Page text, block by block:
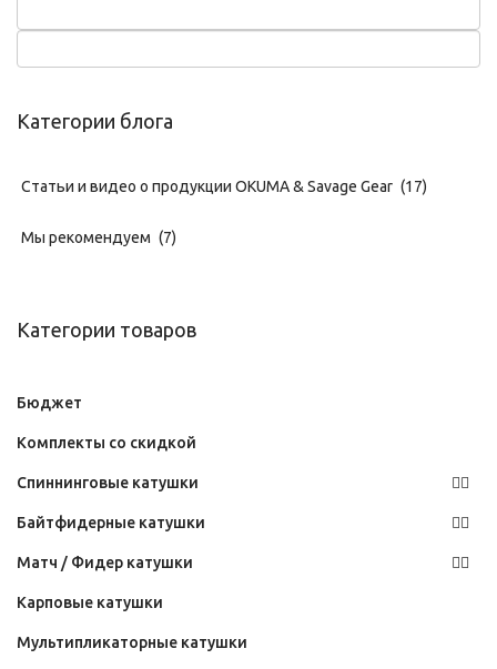
Категории блога
Статьи и видео о продукции OKUMA & Savage Gear (17)
Мы рекомендуем (7)
Категории товаров
Бюджет
Комплекты со скидкой
Спиннинговые катушки
Байтфидерные катушки
Матч / Фидер катушки
Карповые катушки
Мультипликаторные катушки